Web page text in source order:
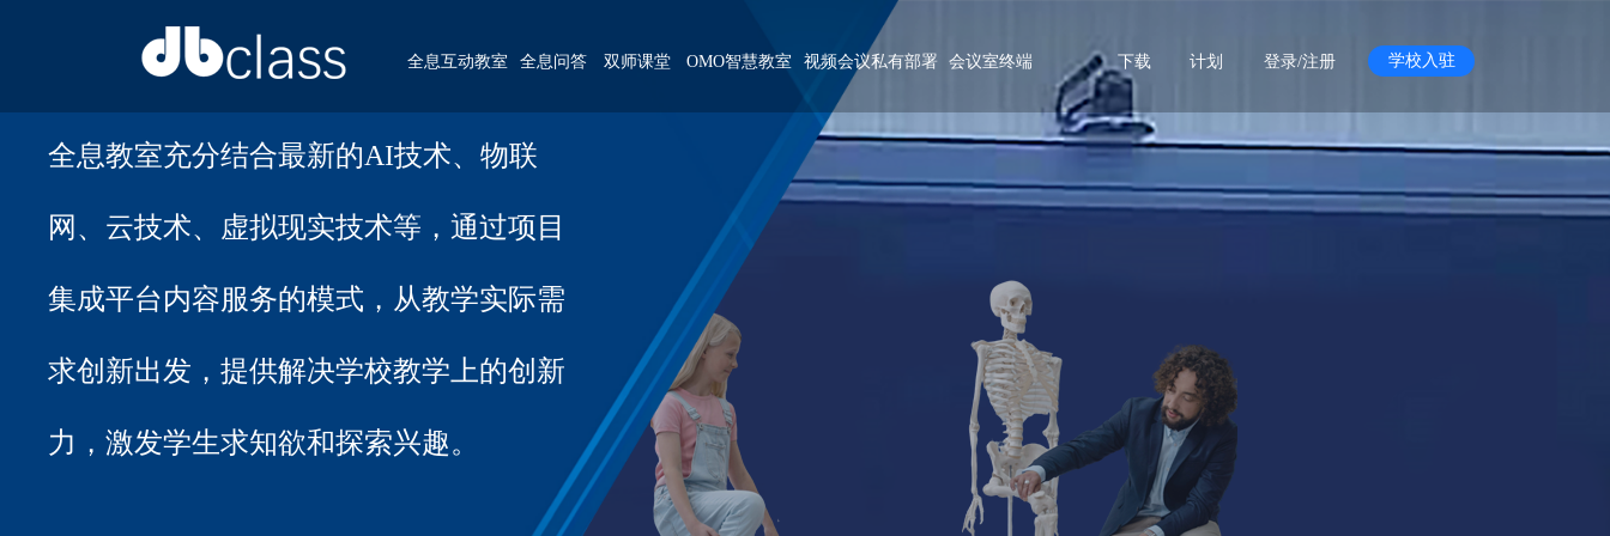
全息互动教室 全息问答 双师课堂 OMO智慧教室 视频会议私有部署 会议室终端 下载 计划 登录/注册 学校入驻
全息教室充分结合最新的AI技术、物联
网、云技术、虚拟现实技术等，通过项目
集成平台内容服务的模式，从教学实际需
求创新出发，提供解决学校教学上的创新
力，激发学生求知欲和探索兴趣。